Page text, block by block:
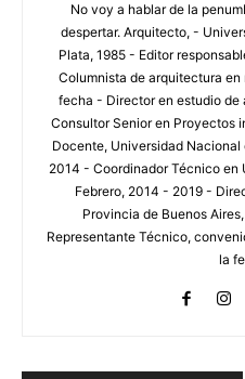
No voy a hablar de la
despertar. Arquitecto, -
Plata, 1985 - Editor
Columnista de arquitectura
fecha - Director en estudio de
Consultor Senior en Proyectos
Docente, Universidad
2014 - Coordinador Técnico en
Febrero, 2014 - 2019 -
Provincia de Buenos
Representante Técnico,
la